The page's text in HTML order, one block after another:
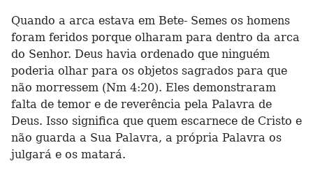
Quando a arca estava em Bete- Semes os homens
foram feridos porque olharam para dentro da arca
do Senhor. Deus havia ordenado que ninguém
poderia olhar para os objetos sagrados para que
não morressem (Nm 4:20). Eles demonstraram
falta de temor e de reverência pela Palavra de
Deus. Isso significa que quem escarnece de Cristo e
não guarda a Sua Palavra, a própria Palavra os
julgará e os matará.